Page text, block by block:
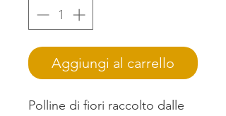
Aggiungi al carrello
Polline di fiori raccolto dalle